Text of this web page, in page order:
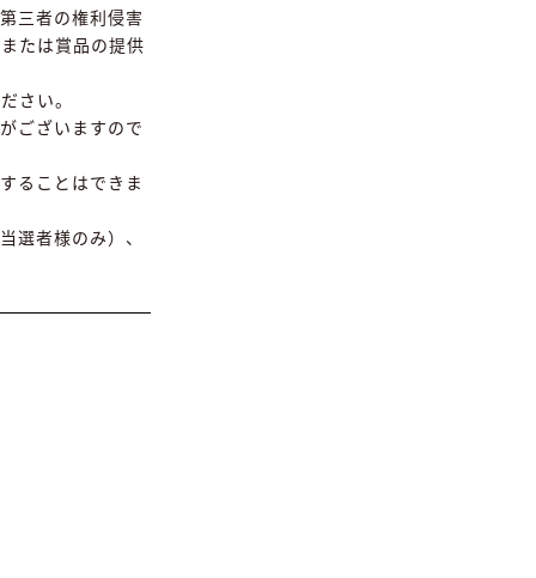
三者の権利侵害
たは賞品の提供
さい。
ございますので
ることはできま
選者様のみ）、